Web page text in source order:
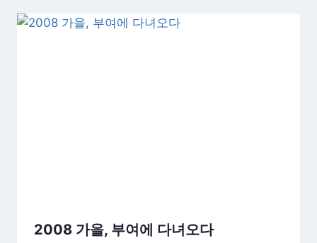
2008 가을, 부여에 다녀오다